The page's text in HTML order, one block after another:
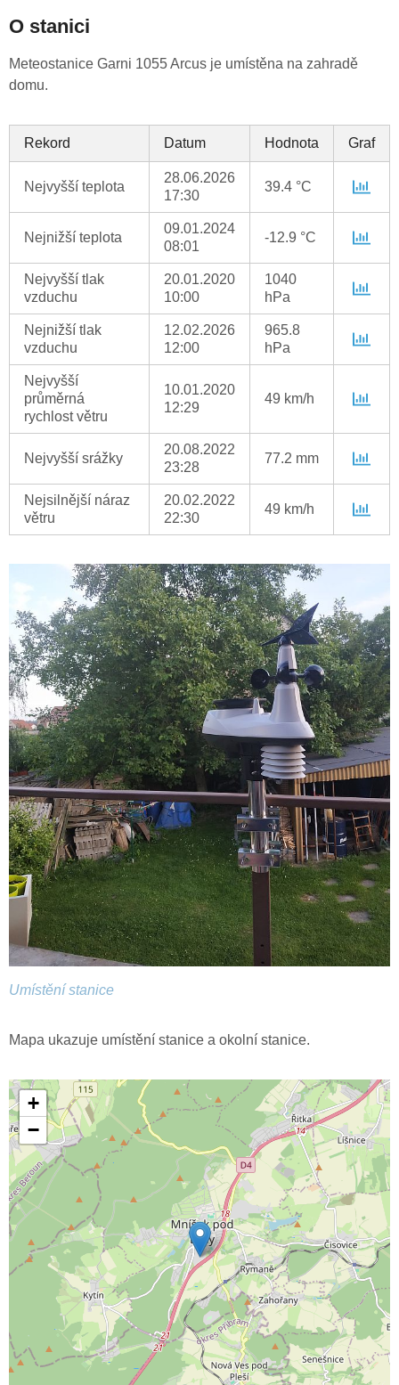
O stanici
Meteostanice Garni 1055 Arcus je umístěna na zahradě
domu.
Rekord Datum Hodnota Graf
Nejvyšší teplota
28.06.2026
17:30
39.4 °C
Nejnižší teplota
09.01.2024
08:01
-12.9 °C
Nejvyšší tlak
vzduchu
20.01.2020
10:00
1040
hPa
Nejnižší tlak
vzduchu
12.02.2026
12:00
965.8
hPa
Nejvyšší
průměrná
rychlost větru
10.01.2020
12:29
49 km/h
Nejvyšší srážky
20.08.2022
23:28
77.2 mm
Nejsilnější náraz
větru
20.02.2022
22:30
49 km/h
Umístění stanice
Mapa ukazuje umístění stanice a okolní stanice.
+
−